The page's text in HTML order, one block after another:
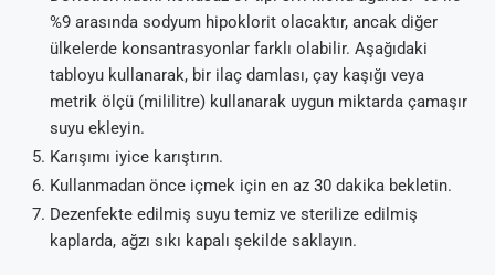
%9 arasında sodyum hipoklorit olacaktır, ancak diğer
ülkelerde konsantrasyonlar farklı olabilir. Aşağıdaki
tabloyu kullanarak, bir ilaç damlası, çay kaşığı veya
metrik ölçü (mililitre) kullanarak uygun miktarda çamaşır
suyu ekleyin.
Karışımı iyice karıştırın.
Kullanmadan önce içmek için en az 30 dakika bekletin.
Dezenfekte edilmiş suyu temiz ve sterilize edilmiş
kaplarda, ağzı sıkı kapalı şekilde saklayın.